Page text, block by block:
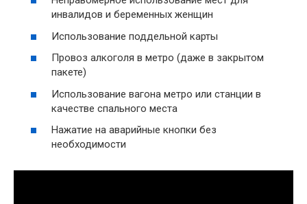
инвалидов и беременных женщин
Использование поддельной карты
Провоз алкоголя в метро (даже в закрытом
пакете)
Использование вагона метро или станции в
качестве спального места
Нажатие на аварийные кнопки без
необходимости